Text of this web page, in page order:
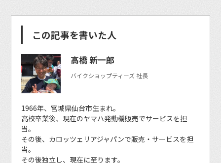
この記事を書いた人
高橋 新一郎
バイクショップティーズ 社長
1966年、宮城県仙台市生まれ。
高校卒業後、現在のヤマハ発動機販売でサービスを担
当。
その後、カロッツェリアジャパンで販売・サービスを担
当。
その後独立し、現在に至ります。